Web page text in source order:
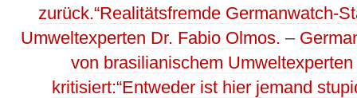
zurück.“Realitätsfremde Germanwatch-
Umweltexperten Dr. Fabio Olmos. –
von brasilianischem
kritisiert:“Entweder ist hier jemand